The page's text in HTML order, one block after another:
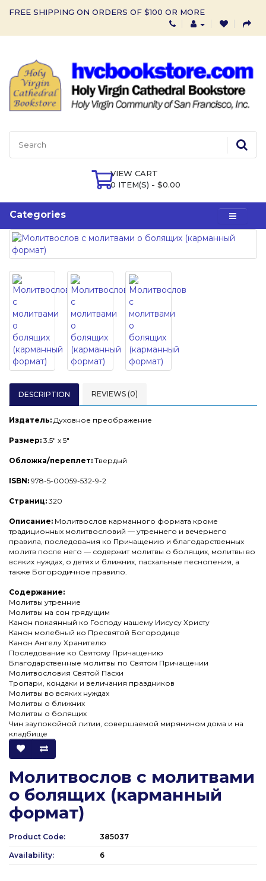
FREE SHIPPING ON ORDERS OF $100 OR MORE
VIEW CART
0 ITEM(S) - $0.00
Categories
DESCRIPTION REVIEWS (0)
Издатель: Духовное преображение
Размер: 3.5" x 5"
Обложка/переплет: Твердый
ISBN: 978-5-00059-532-9-2
Страниц: 320
Описание: Молитвослов карманного формата кроме
традиционных молитвословий — утреннего и вечернего
правила, последования ко Причащению и благодарственных
молитв после него — содержит молитвы о болящих, молитвы во
всяких нуждах, о детях и ближних, пасхальные песнопения, а
также Богородичное правило.
Содержание:
Молитвы утренние
Молитвы на сон грядущим
Канон покаянный ко Господу нашему Иисусу Христу
Канон молебный ко Пресвятой Богородице
Канон Ангелу Хранителю
Последование ко Святому Причащению
Благодарственные молитвы по Святом Причащении
Молитвословия Святой Пасхи
Тропари, кондаки и величания праздников
Молитвы во всяких нуждах
Молитвы о ближних
Молитвы о болящих
Чин заупокойной литии, совершаемой мирянином дома и на
кладбище
Молитвослов с молитвами
о болящих (карманный
формат)
Product Code: 385037
Availability: 6